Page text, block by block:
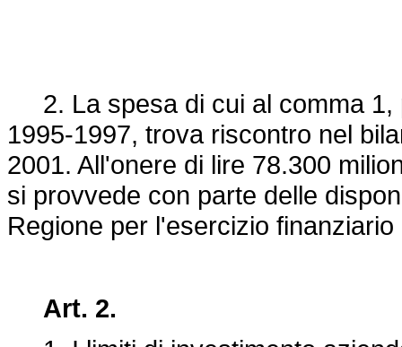
2. La spesa di cui al comma 1,
1995-1997, trova riscontro nel
2001. All'onere di lire 78.300
si provvede con parte delle
Regione per l'esercizio
Art. 2.